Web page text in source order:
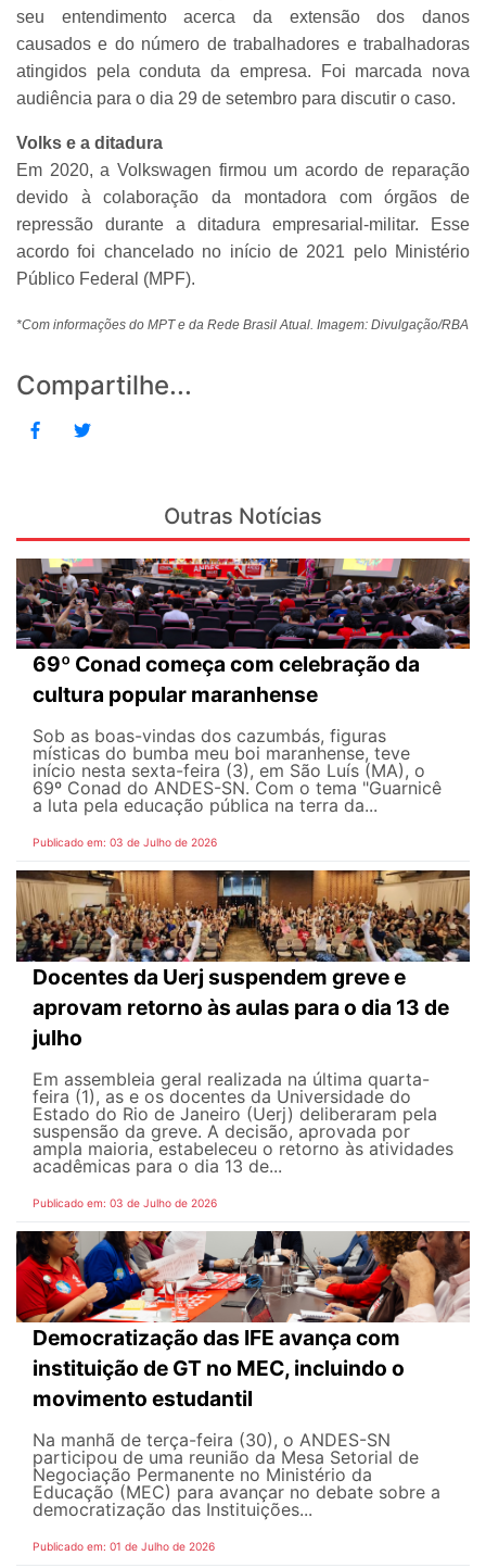
seu entendimento acerca da extensão dos danos
causados e do número de trabalhadores e trabalhadoras
atingidos pela conduta da empresa. Foi marcada nova
audiência para o dia 29 de setembro para discutir o caso.
Volks e a ditadura
Em 2020, a Volkswagen firmou um acordo de reparação
devido à colaboração da montadora com órgãos de
repressão durante a ditadura empresarial-militar. Esse
acordo foi chancelado no início de 2021 pelo Ministério
Público Federal (MPF).
*Com informações do MPT e da Rede Brasil Atual. Imagem: Divulgação/RBA
Compartilhe...
Outras Notícias
69º Conad começa com celebração da
cultura popular maranhense
Sob as boas-vindas dos cazumbás, figuras
místicas do bumba meu boi maranhense, teve
início nesta sexta-feira (3), em São Luís (MA), o
69º Conad do ANDES-SN. Com o tema "Guarnicê
a luta pela educação pública na terra da...
Publicado em: 03 de Julho de 2026
Docentes da Uerj suspendem greve e
aprovam retorno às aulas para o dia 13 de
julho
Em assembleia geral realizada na última quarta-
feira (1), as e os docentes da Universidade do
Estado do Rio de Janeiro (Uerj) deliberaram pela
suspensão da greve. A decisão, aprovada por
ampla maioria, estabeleceu o retorno às atividades
acadêmicas para o dia 13 de...
Publicado em: 03 de Julho de 2026
Democratização das IFE avança com
instituição de GT no MEC, incluindo o
movimento estudantil
Na manhã de terça-feira (30), o ANDES-SN
participou de uma reunião da Mesa Setorial de
Negociação Permanente no Ministério da
Educação (MEC) para avançar no debate sobre a
democratização das Instituições...
Publicado em: 01 de Julho de 2026